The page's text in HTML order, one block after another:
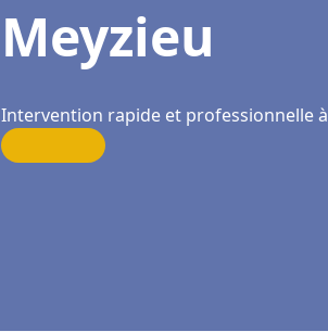
Meyzieu
Intervention rapide et professionnelle à